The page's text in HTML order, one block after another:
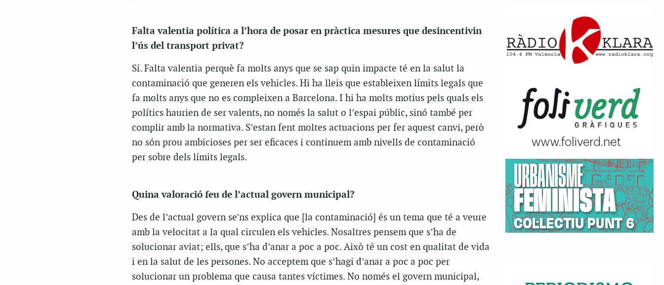
Falta valentia política a l’hora de posar en pràctica mesures que desincentivin
l’ús del transport privat?
Sí. Falta valentia perquè fa molts anys que se sap quin impacte té en la salut la
contaminació que generen els vehicles. Hi ha lleis que estableixen límits legals que
fa molts anys que no es compleixen a Barcelona. I hi ha molts motius pels quals els
polítics haurien de ser valents, no només la salut o l’espai públic, sinó també per
complir amb la normativa. S’estan fent moltes actuacions per fer aquest canvi, però
no són prou ambicioses per ser eficaces i continuem amb nivells de contaminació
per sobre dels límits legals.
Quina valoració feu de l’actual govern municipal?
Des de l’actual govern se’ns explica que [la contaminació] és un tema que té a veure
amb la velocitat a la qual circulen els vehicles. Nosaltres pensem que s’ha de
solucionar aviat; ells, que s’ha d’anar a poc a poc. Això té un cost en qualitat de vida
i en la salut de les persones. No acceptem que s’hagi d’anar a poc a poc per
solucionar un problema que causa tantes víctimes. No només el govern municipal,